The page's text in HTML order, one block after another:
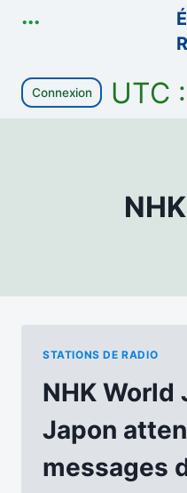
...
Connexion UTC
STATIONS DE RADIO
NHK World
Japon
messages